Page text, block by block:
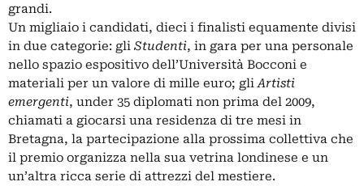
grandi.
Un migliaio i candidati, dieci i finalisti equamente divisi
in due categorie: gli Studenti, in gara per una personale
nello spazio espositivo dell’Università Bocconi e
materiali per un valore di mille euro; gli Artisti
emergenti, under 35 diplomati non prima del 2009,
chiamati a giocarsi una residenza di tre mesi in
Bretagna, la partecipazione alla prossima collettiva che
il premio organizza nella sua vetrina londinese e un
un’altra ricca serie di attrezzi del mestiere.